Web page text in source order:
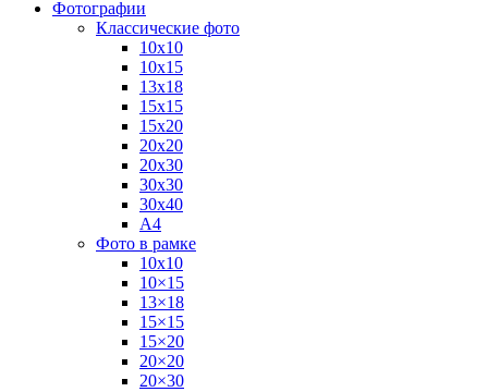
Фотографии
Классические фото
10х10
10х15
13х18
15х15
15х20
20х20
20х30
30х30
30х40
А4
Фото в рамке
10х10
10×15
13×18
15×15
15×20
20×20
20×30